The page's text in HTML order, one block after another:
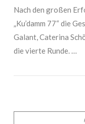
Nach den großen
„Ku’damm 77“ die
Galant, Caterina
die vierte Runde. …